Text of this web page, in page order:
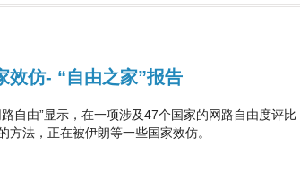
效仿- “自由之家”报告
由”显示，在一项涉及47个国家的网路自由度评比
法，正在被伊朗等一些国家效仿。